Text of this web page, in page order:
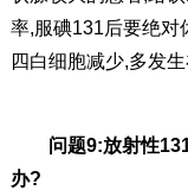
率,服碘131后要绝对
四白细胞减少,多发
问题9:放射性
办?